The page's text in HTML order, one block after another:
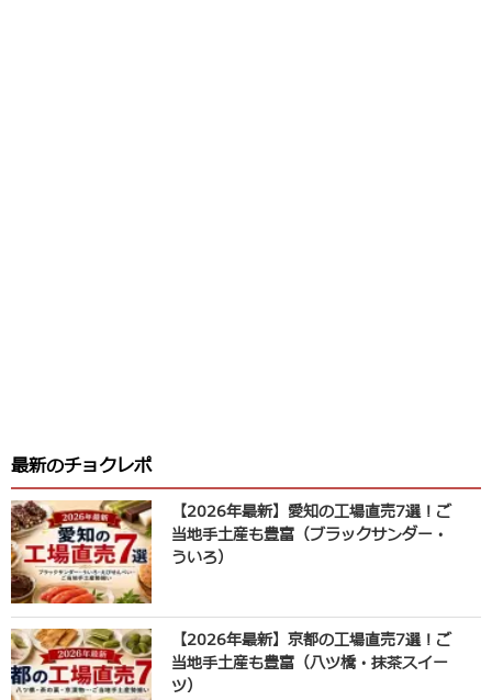
最新のチョクレポ
【2026年最新】愛知の工場直売7選！ご
当地手土産も豊富（ブラックサンダー・
ういろ）
【2026年最新】京都の工場直売7選！ご
当地手土産も豊富（八ツ橋・抹茶スイー
ツ）